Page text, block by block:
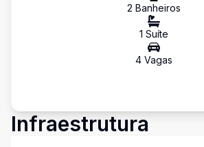
2 Banheiros
1 Suíte
4 Vagas
Infraestrutura